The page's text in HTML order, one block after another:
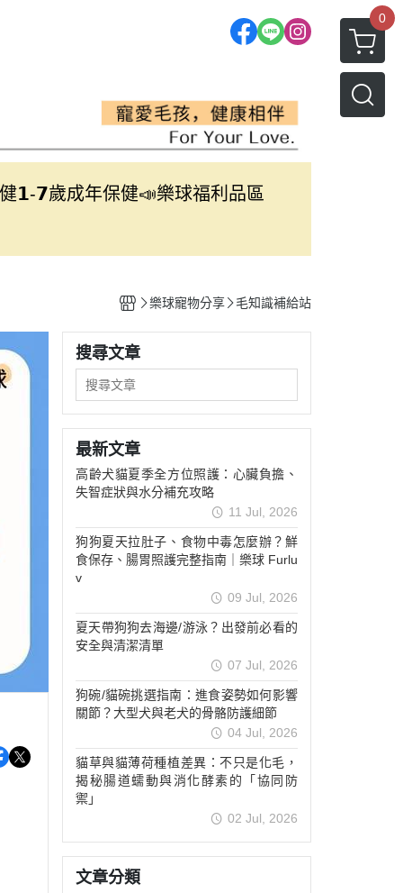
0
𝟭-𝟳歲成年保健📣樂球福利品區
樂球寵物分享 毛知識補給站
搜尋文章
最新文章
高齡犬貓夏季全方位照護：心臟負擔、
失智症狀與水分補充攻略
11 Jul, 2026
狗狗夏天拉肚子、食物中毒怎麼辦？鮮
食保存、腸胃照護完整指南｜樂球 Furlu
v
09 Jul, 2026
夏天帶狗狗去海邊/游泳？出發前必看的
安全與清潔清單
07 Jul, 2026
狗碗/貓碗挑選指南：進食姿勢如何影響
關節？大型犬與老犬的骨骼防護細節
04 Jul, 2026
貓草與貓薄荷種植差異：不只是化毛，
揭秘腸道蠕動與消化酵素的「協同防
禦」
02 Jul, 2026
文章分類